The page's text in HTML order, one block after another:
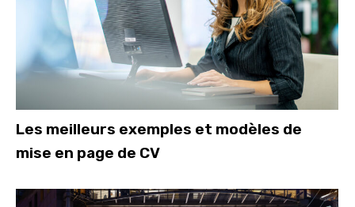
Les meilleurs exemples et modèles de
mise en page de CV